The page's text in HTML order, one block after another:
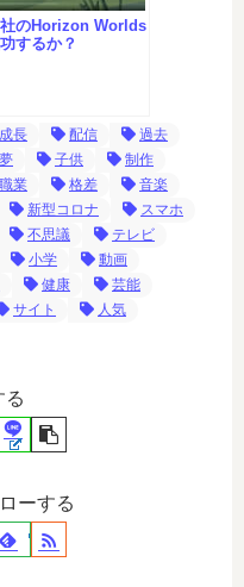
社のHorizon Worlds
するか？
成長 配信
過去
夢 子供
制作
職業 格差
音楽
新型コロナ
スマホ
不思議
テレビ
小学
動画
健康
芸能
サイト
人気
る
ーする